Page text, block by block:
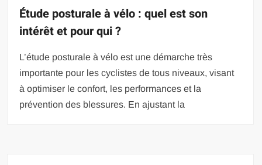
Étude posturale à vélo : quel est son
intérêt et pour qui ?
L’étude posturale à vélo est une démarche très
importante pour les cyclistes de tous niveaux, visant
à optimiser le confort, les performances et la
prévention des blessures. En ajustant la